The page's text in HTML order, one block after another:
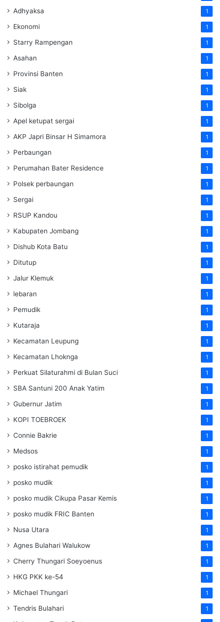
Adhyaksa 1
Ekonomi 1
Starry Rampengan 1
Asahan 1
Provinsi Banten 1
Siak 1
Sibolga 1
Apel ketupat sergai 1
AKP Japri Binsar H Simamora 1
Perbaungan 1
Perumahan Bater Residence 1
Polsek perbaungan 1
Sergai 1
RSUP Kandou 1
Kabupaten Jombang 1
Dishub Kota Batu 1
Ditutup 1
Jalur Klemuk 1
lebaran 1
Pemudik 1
Kutaraja 1
Kecamatan Leupung 1
Kecamatan Lhoknga 1
Perkuat Silaturahmi di Bulan Suci 1
SBA Santuni 200 Anak Yatim 1
Gubernur Jatim 1
KOPI TOEBROEK 1
Connie Bakrie 1
Medsos 1
posko istirahat pemudik 1
posko mudik 1
posko mudik Cikupa Pasar Kemis 1
posko mudik FRIC Banten 1
Nusa Utara 1
Agnes Bulahari Walukow 1
Cherry Thungari Soeyoenus 1
HKG PKK ke-54 1
Michael Thungari 1
Tendris Bulahari 1